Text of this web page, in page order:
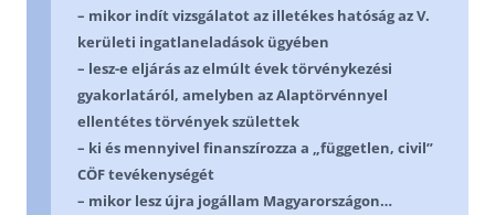
– mikor indít vizsgálatot az illetékes hatóság az V.
kerületi ingatlaneladások ügyében
– lesz-e eljárás az elmúlt évek törvénykezési
gyakorlatáról, amelyben az Alaptörvénnyel
ellentétes törvények születtek
– ki és mennyivel finanszírozza a „független, civil”
CÖF tevékenységét
– mikor lesz újra jogállam Magyarországon…